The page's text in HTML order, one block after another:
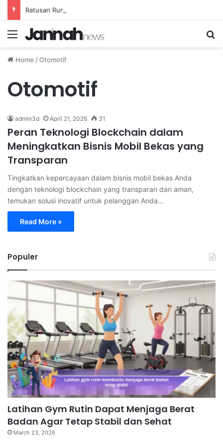
Menu
Home /Otomotif
Otomotif
admin3d April 21, 2026 31
Peran Teknologi Blockchain dalam
Meningkatkan Bisnis Mobil Bekas yang
Transparan
Tingkatkan kepercayaan dalam bisnis mobil bekas Anda
dengan teknologi blockchain yang transparan dan aman,
temukan solusi inovatif untuk pelanggan Anda…
Read More »
Populer
Latihan Gym Rutin Dapat Menjaga Berat
Badan Agar Tetap Stabil dan Sehat
March 23, 2026